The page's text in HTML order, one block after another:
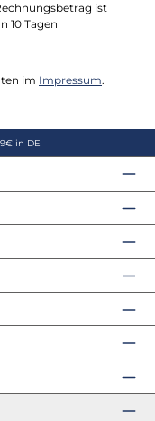
ist
10 Tagen
im Impressum.
in DE